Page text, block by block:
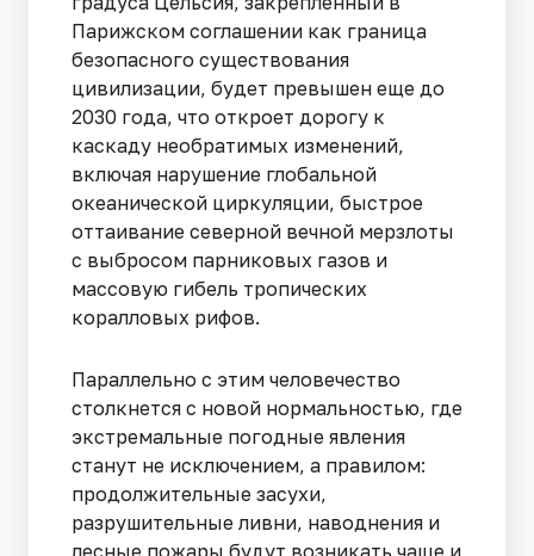
Парижском соглашении как граница
безопасного существования
цивилизации, будет превышен еще до
2030 года, что откроет дорогу к
каскаду необратимых изменений,
включая нарушение глобальной
океанической циркуляции, быстрое
оттаивание северной вечной мерзлоты
с выбросом парниковых газов и
массовую гибель тропических
коралловых рифов.
Параллельно с этим человечество
столкнется с новой нормальностью, где
экстремальные погодные явления
станут не исключением, а правилом:
продолжительные засухи,
разрушительные ливни, наводнения и
лесные пожары будут возникать чаще и